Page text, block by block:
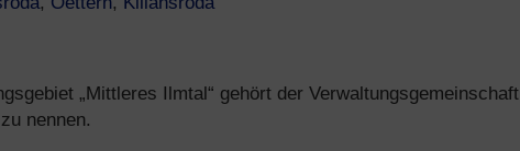
„Mittleres Ilmtal“ gehört der Verwaltungsgemeinschaft
nennen.